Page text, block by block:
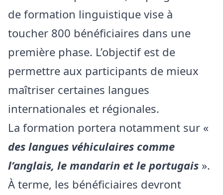
de formation linguistique vise à
toucher 800 bénéficiaires dans une
première phase. L’objectif est de
permettre aux participants de mieux
maîtriser certaines langues
internationales et régionales.
La formation portera notamment sur «
des langues véhiculaires comme
l’anglais, le mandarin et le portugais ».
À terme, les bénéficiaires devront